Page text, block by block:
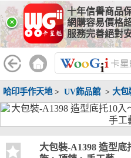
×
十年信譽商品
網購容易價格
服務完善絕對
哈印手作天地> UV飾品館> 大包
大包裝-A1398 造型
線上分期銀行
WooGii 與 綠界 合作，『信用
分期付款』 的配合銀行如下：
分期期數 提供分期之銀
兆豐銀行、合
彰化銀行、上
台灣企銀、
銀、元大銀行